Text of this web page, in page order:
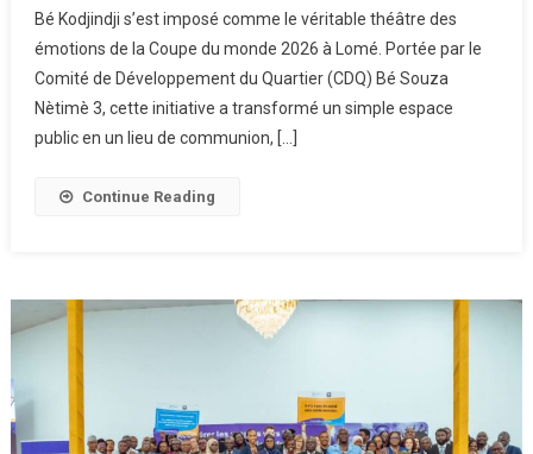
Bé Kodjindji s’est imposé comme le véritable théâtre des
émotions de la Coupe du monde 2026 à Lomé. Portée par le
Comité de Développement du Quartier (CDQ) Bé Souza
Nètimè 3, cette initiative a transformé un simple espace
public en un lieu de communion, […]
Continue Reading